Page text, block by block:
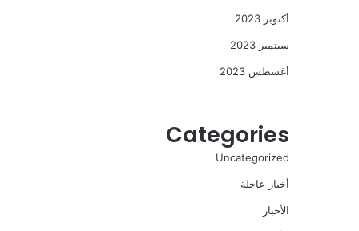
أكتوبر 2023
سبتمبر 2023
أغسطس 2023
Categories
Uncategorized
أخبار عاجلة
الأخبار